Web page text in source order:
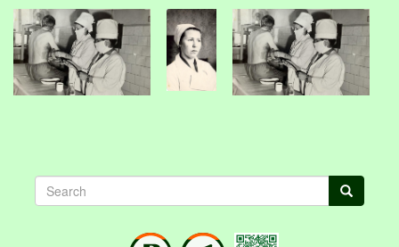
Search Search